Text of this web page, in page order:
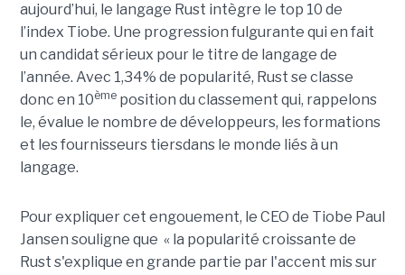
aujourd’hui, le langage Rust intègre le top 10 de
l’index Tiobe. Une progression fulgurante qui en fait
un candidat sérieux pour le titre de langage de
l’année. Avec 1,34% de popularité, Rust se classe
donc en 10èmeposition du classement qui, rappelons
le, évalue le nombre de développeurs, les formations
et les fournisseurs tiersdans le monde liés à un
langage.
Pour expliquer cet engouement, le CEO de Tiobe Paul
Jansen souligne que « la popularité croissante de
Rust s'explique en grande partie par l'accent mis sur